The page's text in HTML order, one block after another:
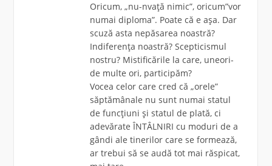
Oricum, „nu-nvață nimic”, oricum”vor
numai diploma”. Poate că e așa. Dar
scuză asta nepăsarea noastră?
Indiferența noastră? Scepticismul
nostru? Mistificările la care, uneori-
de multe ori, participăm?
Vocea celor care cred că „orele”
săptămânale nu sunt numai statul
de funcțiuni și statul de plată, ci
adevărate ÎNTÂLNIRI cu moduri de a
gândi ale tinerilor care se formează,
ar trebui să se audă tot mai răspicat,